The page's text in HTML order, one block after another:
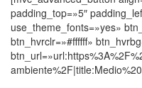
padding_top=»5″
use_theme_fonts=»yes»
btn_hvrclr=»#ffffff»